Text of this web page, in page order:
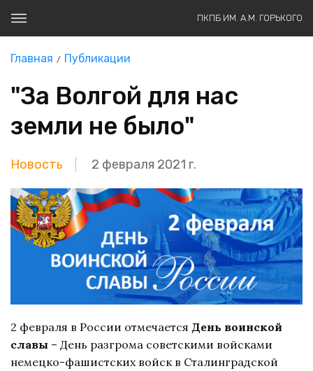
ПКПБ ИМ. А.М. ГОРЬКОГО
Главная Публикации
"За Волгой для нас
земли не было"
Новость 2 февраля 2021 г.
2 февраля в России отмечается День воинской
славы – День разгрома советскими войсками
немецко-фашистских войск в Сталинградской